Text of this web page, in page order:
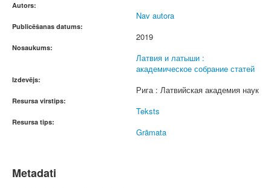
Autors:
Nav autora
Publicēšanas datums:
2019
Nosaukums:
Латвия и латыши :
академическое собраниe статей
Izdevējs:
Рига : Латвийская академия наук
Resursa virstips:
Teksts
Resursa tips:
Grāmata
Metadati